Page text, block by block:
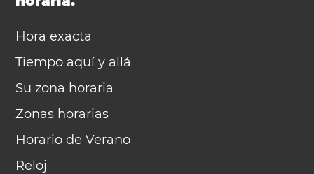
Hora exacta
Tiempo aquí y allá
Su zona horaria
Zonas horarias
Horario de Verano
Reloj